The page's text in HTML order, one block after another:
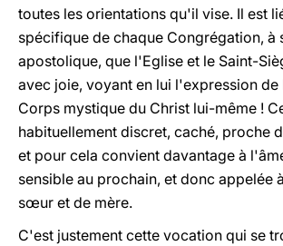
toutes les orientations qu'il vise. Il est
spécifique de chaque Congrégation, à
apostolique, que l'Eglise et le Saint-
avec joie, voyant en lui l'expression de
Corps mystique du Christ lui-même !
habituellement discret, caché, proche
et pour cela convient davantage à
sensible au prochain, et donc appelée
sœur et de mère.
C'est justement cette vocation qui se